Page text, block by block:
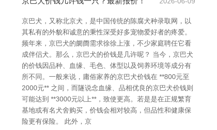
京巴犬，又称北京犬，是中国传统的陈腐犬种录取网，以
其私有的外貌和诚意的秉性深受好多宠物爱好者的疼爱。
频年来，京巴犬的阛阓需求徐徐上涨，不少家庭聘任它看
成伴侣犬。那么，京巴犬的价钱是几许呢？ 当今，京巴犬
的价钱因品种、血缘、毛色、体型以及饲养环境等成分有
所不同。一般来说，庸俗家养的京巴犬价钱在 **800元至
2000元** 之间，而隧说念血缘、品相优良的京巴犬价钱则
可能达到 **3000元以上**，致使更高。若是是在正规繁育
基地或有名犬舍购买，价钱会相对较高，但品性和健康保
险更有保险。 此外，京